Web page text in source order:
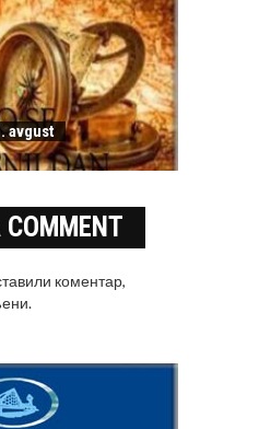
avgust
COMMENT
коментар,
.